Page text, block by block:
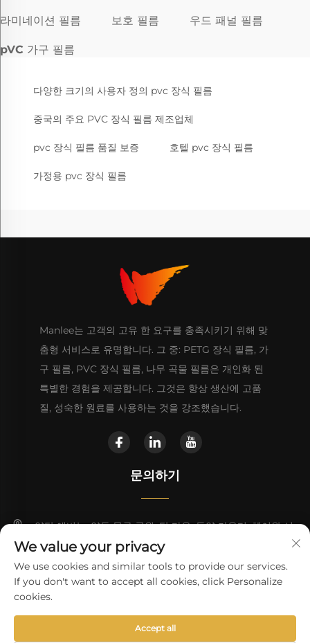
라미네이션 필름 보호 필름 우드 패널 필름
pVC 가구 필름
다양한 크기의 사용자 정의 pvc 장식 필름
중국의 주요 PVC 장식 필름 제조업체
pvc 장식 필름 품질 보증 호텔 pvc 장식 필름
가정용 pvc 장식 필름
Manlee는 고객의 고유 한 요구를 충족시키기 위해 맞
춤형 서비스로 유명합니다. 그 중: PETG 장식 필름, 가
구 필름, PVC 장식 필름, 나무 곡물 필름은 개인화 된
특별한 경험을 제공합니다. 그것은 항상 생산에 고품
질, 성숙한 원료를 사용하는 것을 강조했습니다.
문의하기
양탄 애비뉴, 양동 물류 공원, 탄 타운, 동양 카운티, 헤이완 시
+86 13923680051
[email protected]
Copyright © Heyuan Wanli Technology Co.,Ltd.
We value your privacy
We use cookies and similar tools to provide our services.
If you don't want to accept all cookies, click Personalize
cookies.
Accept all